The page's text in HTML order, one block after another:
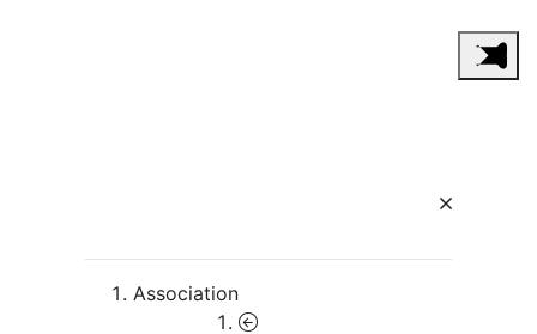
Association